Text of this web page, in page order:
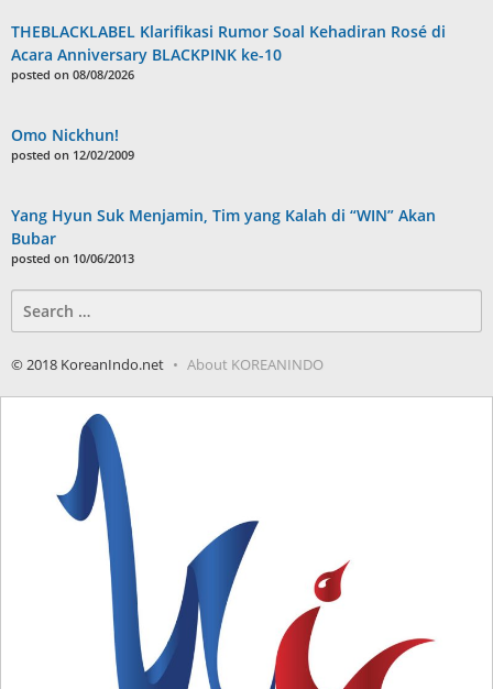
THEBLACKLABEL Klarifikasi Rumor Soal Kehadiran Rosé di
Acara Anniversary BLACKPINK ke-10
posted on 08/08/2026
Omo Nickhun!
posted on 12/02/2009
Yang Hyun Suk Menjamin, Tim yang Kalah di “WIN” Akan
Bubar
posted on 10/06/2013
for:
© 2018 KoreanIndo.net About KOREANINDO